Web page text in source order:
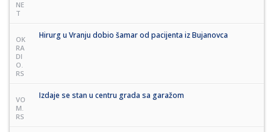
NE
T
OK
RA
DI
O.
RS
Hirurg u Vranju dobio šamar od pacijenta iz Bujanovca
VO
M.
RS
Izdaje se stan u centru grada sa garažom